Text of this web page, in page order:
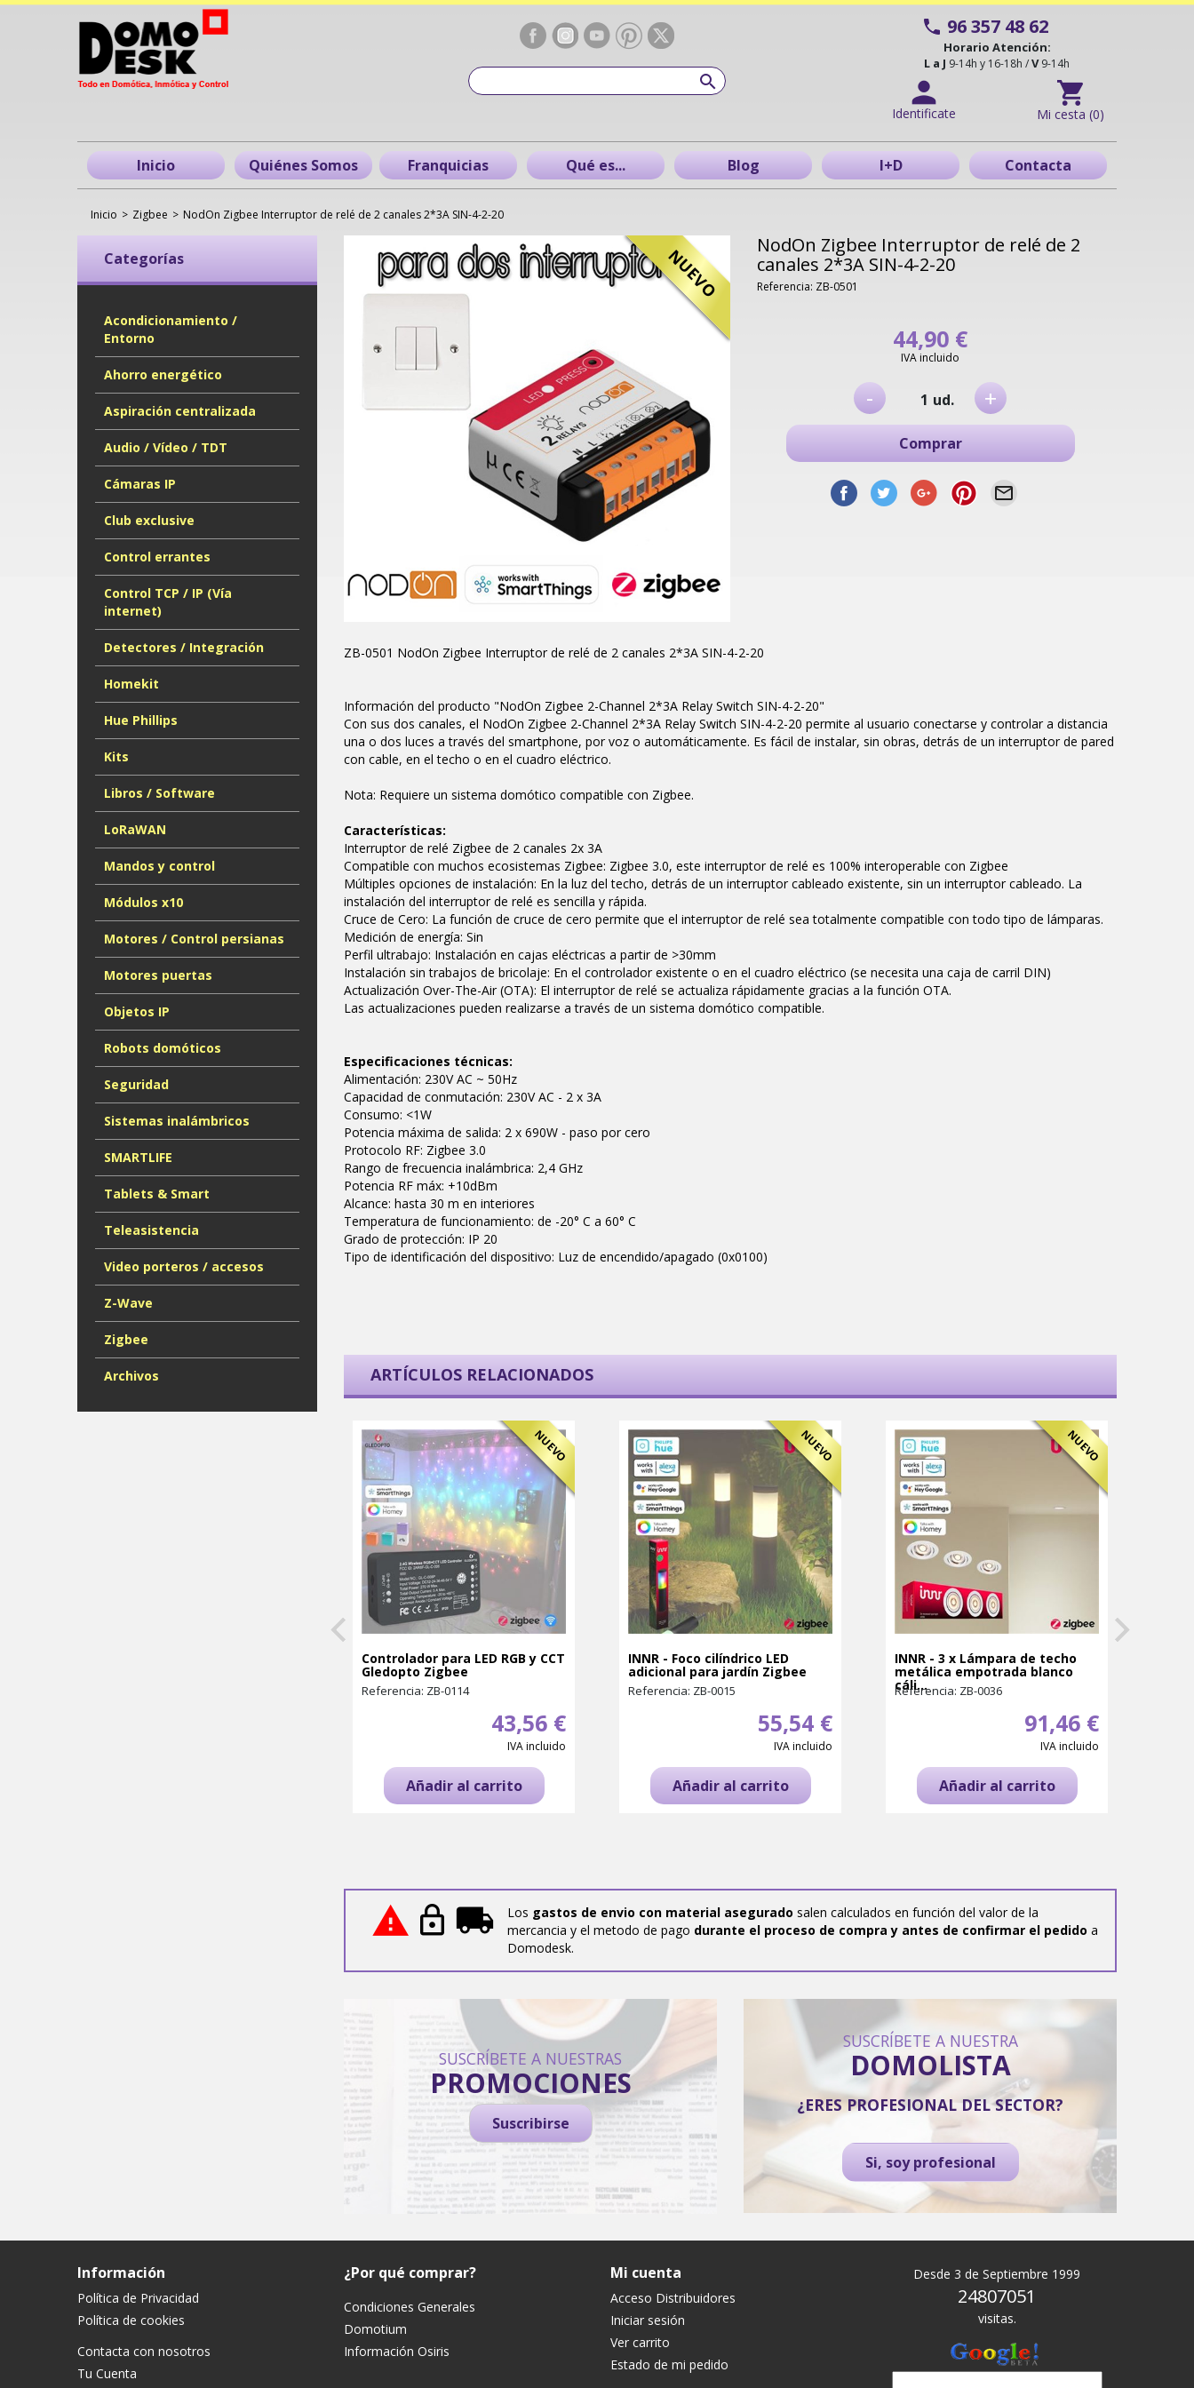
96 357 48 62
Horario Atención:
L a J 9-14h y 16-18h /V9-14h
Identificate Mi cesta (0)
Inicio Quiénes Somos Franquicias Qué es... Blog I+D Contacta
Inicio > Zigbee > NodOn Zigbee Interruptor de relé de 2 canales 2*3A SIN-4-2-20
Categorías
Acondicionamiento /
Entorno
Ahorro energético
Aspiración centralizada
Audio / Vídeo / TDT
Cámaras IP
Club exclusive
Control errantes
Control TCP / IP (Vía
internet)
Detectores / Integración
Homekit
Hue Phillips
Kits
Libros / Software
LoRaWAN
Mandos y control
Módulos x10
Motores / Control persianas
Motores puertas
Objetos IP
Robots domóticos
Seguridad
Sistemas inalámbricos
SMARTLIFE
Tablets & Smart
Teleasistencia
Video porteros / accesos
Z-Wave
Zigbee
Archivos
NUEVO
NodOn Zigbee Interruptor de relé de 2
canales 2*3A SIN-4-2-20
Referencia: ZB-0501
44,90 €
IVA incluido
- ud. +
Comprar
ZB-0501 NodOn Zigbee Interruptor de relé de 2 canales 2*3A SIN-4-2-20
Información del producto "NodOn Zigbee 2-Channel 2*3A Relay Switch SIN-4-2-20"
Con sus dos canales, el NodOn Zigbee 2-Channel 2*3A Relay Switch SIN-4-2-20 permite al usuario conectarse y controlar a distancia
una o dos luces a través del smartphone, por voz o automáticamente. Es fácil de instalar, sin obras, detrás de un interruptor de pared
con cable, en el techo o en el cuadro eléctrico.
Nota: Requiere un sistema domótico compatible con Zigbee.
Características:
Interruptor de relé Zigbee de 2 canales 2x 3A
Compatible con muchos ecosistemas Zigbee: Zigbee 3.0, este interruptor de relé es 100% interoperable con Zigbee
Múltiples opciones de instalación: En la luz del techo, detrás de un interruptor cableado existente, sin un interruptor cableado. La
instalación del interruptor de relé es sencilla y rápida.
Cruce de Cero: La función de cruce de cero permite que el interruptor de relé sea totalmente compatible con todo tipo de lámparas.
Medición de energía: Sin
Perfil ultrabajo: Instalación en cajas eléctricas a partir de >30mm
Instalación sin trabajos de bricolaje: En el controlador existente o en el cuadro eléctrico (se necesita una caja de carril DIN)
Actualización Over-The-Air (OTA): El interruptor de relé se actualiza rápidamente gracias a la función OTA.
Las actualizaciones pueden realizarse a través de un sistema domótico compatible.
Especificaciones técnicas:
Alimentación: 230V AC ~ 50Hz
Capacidad de conmutación: 230V AC - 2 x 3A
Consumo: <1W
Potencia máxima de salida: 2 x 690W - paso por cero
Protocolo RF: Zigbee 3.0
Rango de frecuencia inalámbrica: 2,4 GHz
Potencia RF máx: +10dBm
Alcance: hasta 30 m en interiores
Temperatura de funcionamiento: de -20° C a 60° C
Grado de protección: IP 20
Tipo de identificación del dispositivo: Luz de encendido/apagado (0x0100)
ARTÍCULOS RELACIONADOS
NUEVO
Controlador para LED RGB y CCT
Gledopto Zigbee
Referencia: ZB-0114
43,56 €
IVA incluido
Añadir al carrito
NUEVO
INNR - Foco cilíndrico LED
adicional para jardín Zigbee
Referencia: ZB-0015
55,54 €
IVA incluido
Añadir al carrito
NUEVO
INNR - 3 x Lámpara de techo
metálica empotrada blanco
cáli...
Referencia: ZB-0036
91,46 €
IVA incluido
Añadir al carrito
Los gastos de envio con material asegurado salen calculados en función del valor de la
mercancia y el metodo de pago durante el proceso de compra y antes de confirmar el pedido a
Domodesk.
SUSCRÍBETE A NUESTRAS
PROMOCIONES
Suscribirse
SUSCRÍBETE A NUESTRA
DOMOLISTA
¿ERES PROFESIONAL DEL SECTOR?
Si, soy profesional
Información
Política de Privacidad
Política de cookies
Contacta con nosotros
Tu Cuenta
¿Por qué comprar?
Condiciones Generales
Domotium
Información Osiris
Mi cuenta
Acceso Distribuidores
Iniciar sesión
Ver carrito
Estado de mi pedido
Desde 3 de Septiembre 1999
24807051
visitas.